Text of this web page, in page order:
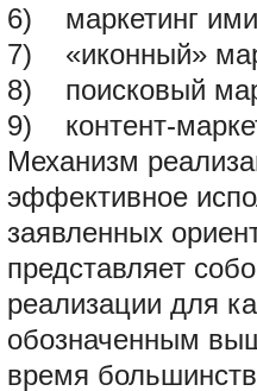
6) маркетинг
7) «иконный»
8) поисковый
9) контент-
Механизм
эффективное
заявленных
представляет
реализации для
обозначенным
время